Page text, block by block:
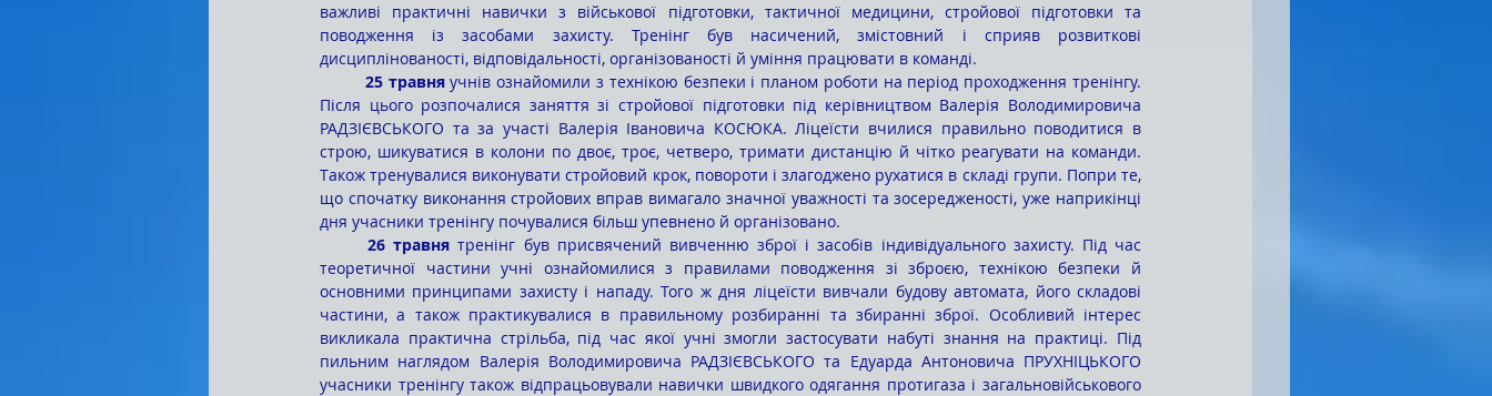
важливі практичні навички з військової підготовки, тактичної медицини, стройової підготовки та
поводження із засобами захисту. Тренінг був насичений, змістовний і сприяв розвиткові
дисциплінованості, відповідальності, організованості й уміння працювати в команді.
	25 травня
учнів ознайомили з технікою безпеки і планом роботи на період проходження тренінгу.
Після цього розпочалися заняття зі стройової підготовки під керівництвом Валерія Володимировича
РАДЗІЄВСЬКОГО та за участі Валерія Івановича КОСЮКА. Ліцеїсти вчилися правильно поводитися в
строю, шикуватися в колони по двоє, троє, четверо, тримати дистанцію й чітко реагувати на команди.
Також тренувалися виконувати стройовий крок, повороти і злагоджено рухатися в складі групи. Попри те,
що спочатку виконання стройових вправ вимагало значної уважності та зосередженості, уже наприкінці
дня учасники тренінгу почувалися більш упевнено й організовано.
	26 травня
тренінг був присвячений вивченню зброї і засобів індивідуального захисту. Під час
теоретичної частини учні ознайомилися з правилами поводження зі зброєю, технікою безпеки й
основними принципами захисту і нападу. Того ж дня ліцеїсти вивчали будову автомата, його складові
частини, а також практикувалися в правильному розбиранні та збиранні зброї. Особливий інтерес
викликала практична стрільба, під час якої учні змогли застосувати набуті знання на практиці. Під
пильним наглядом Валерія Володимировича РАДЗІЄВСЬКОГО та Едуарда Антоновича ПРУХНІЦЬКОГО
учасники тренінгу також відпрацьовували навички швидкого одягання протигаза і загальновійськового